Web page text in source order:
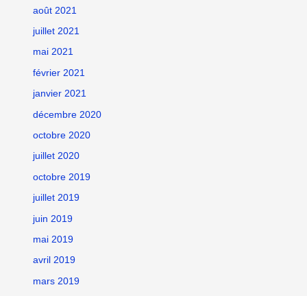
août 2021
juillet 2021
mai 2021
février 2021
janvier 2021
décembre 2020
octobre 2020
juillet 2020
octobre 2019
juillet 2019
juin 2019
mai 2019
avril 2019
mars 2019